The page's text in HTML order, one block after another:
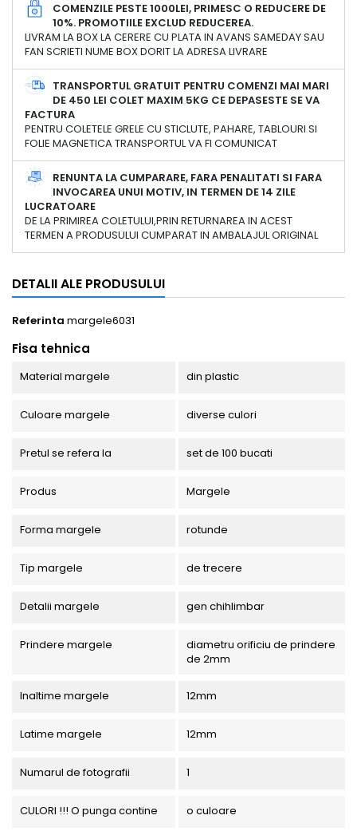
COMENZILE PESTE 1000LEI, PRIMESC O REDUCERE DE
10%. PROMOTIILE EXCLUD REDUCEREA.
LIVRAM LA BOX LA CERERE CU PLATA IN AVANS SAMEDAY SAU
FAN SCRIETI NUME BOX DORIT LA ADRESA LIVRARE
TRANSPORTUL GRATUIT PENTRU COMENZI MAI MARI
DE 450 LEI COLET MAXIM 5KG CE DEPASESTE SE VA
FACTURA
PENTRU COLETELE GRELE CU STICLUTE, PAHARE, TABLOURI SI
FOLIE MAGNETICA TRANSPORTUL VA FI COMUNICAT
RENUNTA LA CUMPARARE, FARA PENALITATI SI FARA
INVOCAREA UNUI MOTIV, IN TERMEN DE 14 ZILE
LUCRATOARE
DE LA PRIMIREA COLETULUI,PRIN RETURNAREA IN ACEST
TERMEN A PRODUSULUI CUMPARAT IN AMBALAJUL ORIGINAL
DETALII ALE PRODUSULUI
Referinta margele6031
Fisa tehnica
Material margele din plastic
Culoare margele diverse culori
Pretul se refera la set de 100 bucati
Produs Margele
Forma margele rotunde
Tip margele de trecere
Detalii margele gen chihlimbar
Prindere margele
diametru orificiu de prindere
de 2mm
Inaltime margele 12mm
Latime margele 12mm
Numarul de fotografii 1
CULORI !!! O punga contine o culoare